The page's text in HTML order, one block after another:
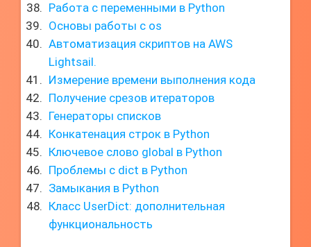
Работа с переменными в Python
Основы работы с os
Автоматизация скриптов на AWS
Lightsail.
Измерение времени выполнения кода
Получение срезов итераторов
Генераторы списков
Конкатенация строк в Python
Ключевое слово global в Python
Проблемы с dict в Python
Замыкания в Python
Класс UserDict: дополнительная
функциональность